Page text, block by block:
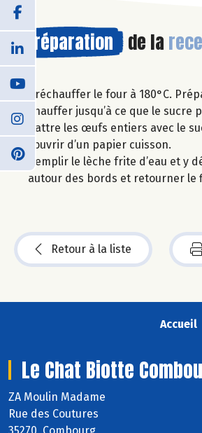
Préparation de la
Préchauffer le four à 180°C.
chauffer jusqu’à ce que le
Battre les œufs entiers avec le
couvrir d’un papier cuisson.
Remplir le lèche frite d’eau et y
autour des bords et retourner le
Retour à la liste
Accueil
Le Chat Biotte
ZA Moulin Madame
Rue des Coutures
35270 Combourg